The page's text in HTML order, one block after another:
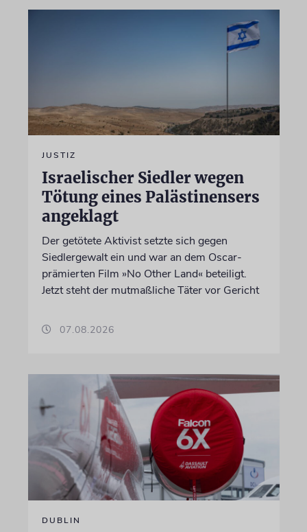
JUSTIZ
Israelischer Siedler wegen
Tötung eines Palästinensers
angeklagt
Der getötete Aktivist setzte sich gegen
Siedlergewalt ein und war an dem Oscar-
prämierten Film »No Other Land« beteiligt.
Jetzt steht der mutmaßliche Täter vor Gericht
07.08.2026
DUBLIN